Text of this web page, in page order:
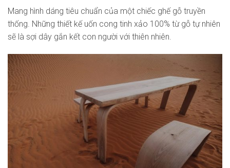
Mang hình dáng tiêu chuẩn của một chiếc ghế gỗ truyền
thống. Những thiết kế uốn cong tinh xảo 100% từ gỗ tự nhiên
sẽ là sợi dây gắn kết con người với thiên nhiên.